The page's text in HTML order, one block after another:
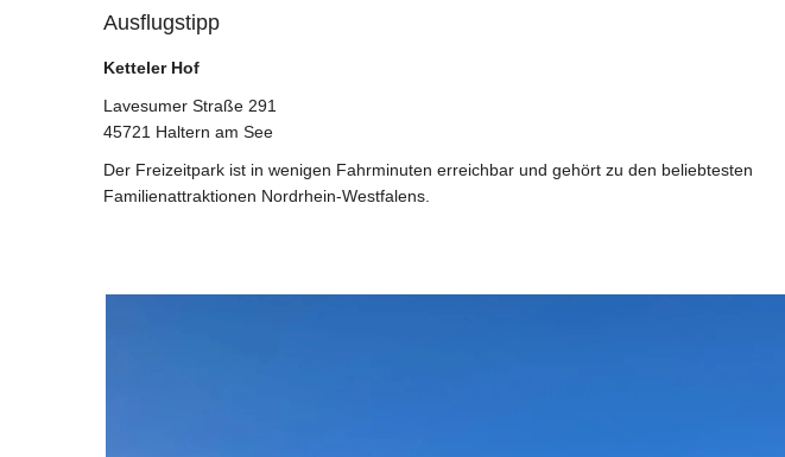
Ausflugstipp
Ketteler Hof
Lavesumer Straße 291
45721 Haltern am See
Der Freizeitpark ist in wenigen Fahrminuten erreichbar und gehört zu den beliebtesten
Familienattraktionen Nordrhein-Westfalens.